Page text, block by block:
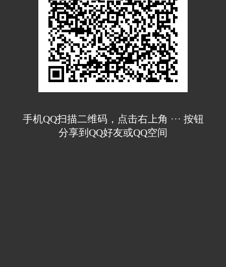
手机QQ扫描二维码，点击右上角 ··· 按钮
分享到QQ好友或QQ空间